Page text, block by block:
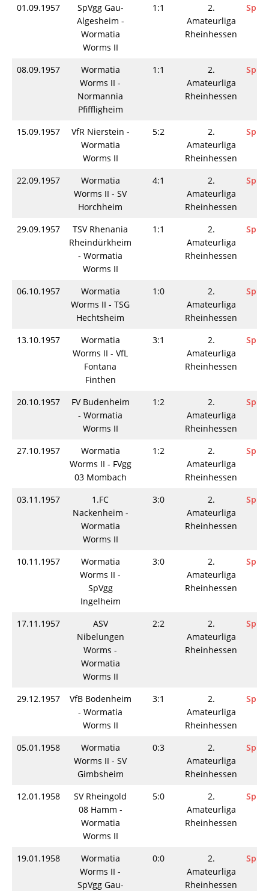
01.09.1957
SpVgg Gau-
Algesheim -
Wormatia
Worms II
1:1
2.
Amateurliga
Rheinhessen
08.09.1957
Wormatia
Worms II -
Normannia
Pfiffligheim
1:1
2.
Amateurliga
Rheinhessen
15.09.1957
VfR Nierstein -
Wormatia
Worms II
5:2
2.
Amateurliga
Rheinhessen
22.09.1957
Wormatia
Worms II - SV
Horchheim
4:1
2.
Amateurliga
Rheinhessen
29.09.1957
TSV Rhenania
Rheindürkheim
- Wormatia
Worms II
1:1
2.
Amateurliga
Rheinhessen
06.10.1957
Wormatia
Worms II - TSG
Hechtsheim
1:0
2.
Amateurliga
Rheinhessen
13.10.1957
Wormatia
Worms II - VfL
Fontana
Finthen
3:1
2.
Amateurliga
Rheinhessen
20.10.1957
FV Budenheim
- Wormatia
Worms II
1:2
2.
Amateurliga
Rheinhessen
27.10.1957
Wormatia
Worms II - FVgg
03 Mombach
1:2
2.
Amateurliga
Rheinhessen
03.11.1957
1.FC
Nackenheim -
Wormatia
Worms II
3:0
2.
Amateurliga
Rheinhessen
10.11.1957
Wormatia
Worms II -
SpVgg
Ingelheim
3:0
2.
Amateurliga
Rheinhessen
17.11.1957
ASV
Nibelungen
Worms -
Wormatia
Worms II
2:2
2.
Amateurliga
Rheinhessen
29.12.1957
VfB Bodenheim
- Wormatia
Worms II
3:1
2.
Amateurliga
Rheinhessen
05.01.1958
Wormatia
Worms II - SV
Gimbsheim
0:3
2.
Amateurliga
Rheinhessen
12.01.1958
SV Rheingold
08 Hamm -
Wormatia
Worms II
5:0
2.
Amateurliga
Rheinhessen
19.01.1958
Wormatia
Worms II -
SpVgg Gau-
0:0
2.
Amateurliga
Rheinhessen